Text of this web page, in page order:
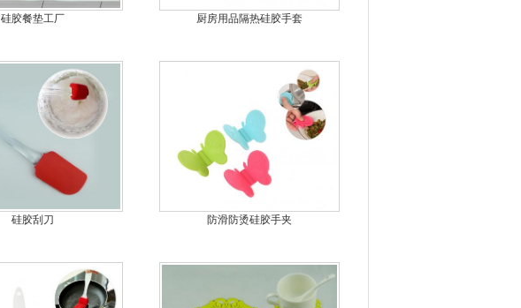
硅胶餐垫工厂 厨房用品隔热硅胶手套
硅胶刮刀 防滑防烫硅胶手夹